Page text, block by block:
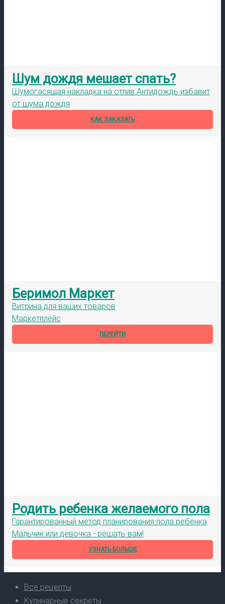
Шум дождя мешает спать?
Шумогасящая накладка на отлив Антидождь избавит
от шума дождя
КАК ЗАКАЗАТЬ
Беримол Маркет
Витрина для ваших товаров
Маркетплейс
ПЕРЕЙТИ
Родить ребенка желаемого пола
Гарантированный метод планирования пола ребенка
Мальчик или девочка - решать вам!
УЗНАТЬ БОЛЬШЕ
Все рецепты
Кулинарные секреты